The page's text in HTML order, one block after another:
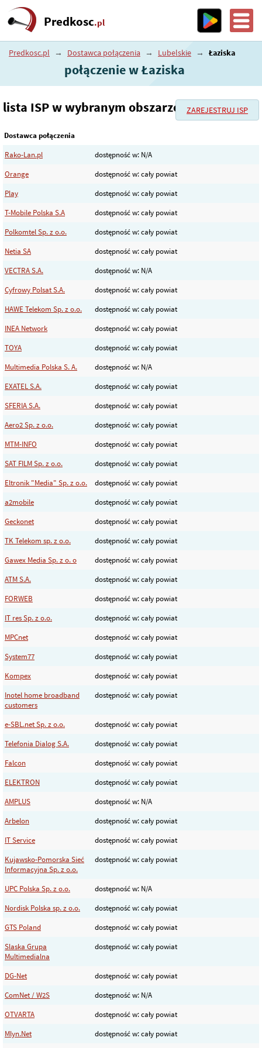
Predkosc.pl
Predkosc.pl → Dostawca połączenia → Lubelskie → Łaziska
połączenie w Łaziska
ZAREJESTRUJ ISP
lista ISP w wybranym obszarze
Dostawca połączenia
Rako-Lan.pl
dostępność w: N/A
Orange
dostępność w: cały powiat
Play
dostępność w: cały powiat
T-Mobile Polska S.A
dostępność w: cały powiat
Polkomtel Sp. z o.o.
dostępność w: cały powiat
Netia SA
dostępność w: cały powiat
VECTRA S.A.
dostępność w: N/A
Cyfrowy Polsat S.A.
dostępność w: cały powiat
HAWE Telekom Sp. z o.o.
dostępność w: cały powiat
INEA Network
dostępność w: cały powiat
TOYA
dostępność w: cały powiat
Multimedia Polska S. A.
dostępność w: N/A
EXATEL S.A.
dostępność w: cały powiat
SFERIA S.A.
dostępność w: cały powiat
Aero2 Sp. z o.o.
dostępność w: cały powiat
MTM-INFO
dostępność w: cały powiat
SAT FILM Sp. z o.o.
dostępność w: cały powiat
Eltronik "Media" Sp. z o.o.
dostępność w: cały powiat
a2mobile
dostępność w: cały powiat
Geckonet
dostępność w: cały powiat
TK Telekom sp. z o.o.
dostępność w: cały powiat
Gawex Media Sp. z o. o
dostępność w: cały powiat
ATM S.A.
dostępność w: cały powiat
FORWEB
dostępność w: cały powiat
IT res Sp. z o.o.
dostępność w: cały powiat
MPCnet
dostępność w: cały powiat
System77
dostępność w: cały powiat
Kompex
dostępność w: cały powiat
Inotel home broadband
customers
dostępność w: cały powiat
e-SBL.net Sp. z o.o.
dostępność w: cały powiat
Telefonia Dialog S.A.
dostępność w: cały powiat
Falcon
dostępność w: cały powiat
ELEKTRON
dostępność w: cały powiat
AMPLUS
dostępność w: N/A
Arbelon
dostępność w: cały powiat
IT Service
dostępność w: cały powiat
Kujawsko-Pomorska Sieć
Informacyjna Sp. z o.o.
dostępność w: cały powiat
UPC Polska Sp. z o.o.
dostępność w: N/A
Nordisk Polska sp. z o.o.
dostępność w: cały powiat
GTS Poland
dostępność w: cały powiat
Slaska Grupa
Multimedialna
dostępność w: cały powiat
DG-Net
dostępność w: cały powiat
ComNet / W2S
dostępność w: N/A
OTVARTA
dostępność w: cały powiat
Mlyn.Net
dostępność w: cały powiat